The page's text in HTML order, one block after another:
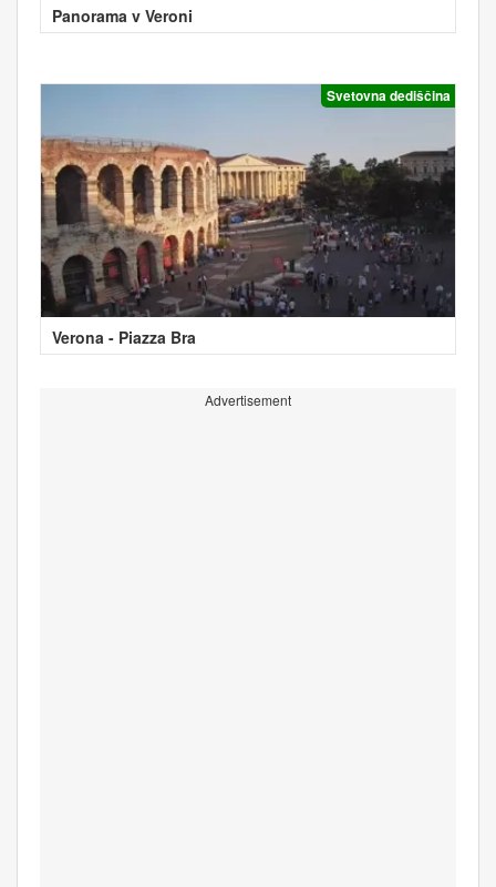
Panorama v Veroni
Svetovna dediščina
Verona - Piazza Bra
Advertisement